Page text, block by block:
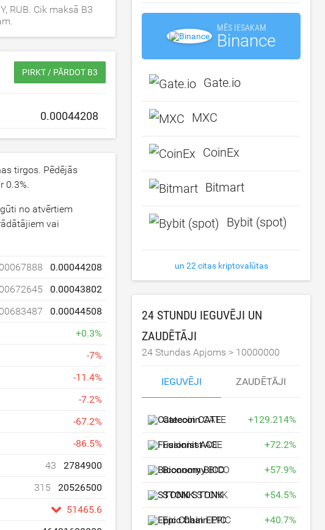
RUB. Cik maksā B3
PIRKT / PĀRDOT B3
tirgos. Pēdējās
0.3%.
no atvērtiem
vai
0.00044208
0.00043802
0.00044508
+0.3%
-7%
-11.4%
-7.2%
-67.2%
-86.5%
43
2784900
315
20526500
51465.6
MĒS IESAKAM
Binance
Gate.io
MXC
CoinEx
Bitmart
Bybit (spot)
un 22 citas kriptovalūtas
24 STUNDU IEGUVĒJI UN
ZAUDĒTĀJI
24 Stundas Apjoms > 10000000
IEGUVĒJI ZAUDĒTĀJI
CatecoinCATE +129.214%
FusionistACE +72.2%
BiconomyBICO +57.9%
STONKSTONK +54.5%
Epic ChainEPIC +40.7%